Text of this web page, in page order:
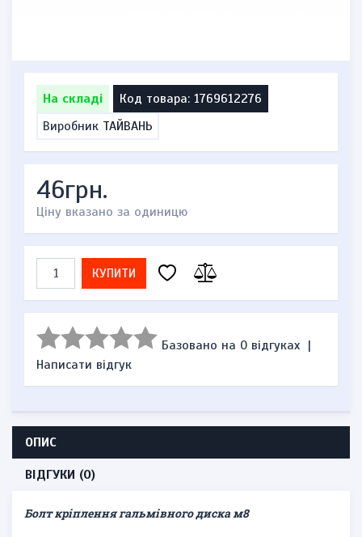
На складі
Код товара: 1769612276
Виробник ТАЙВАНЬ
46грн.
Ціну вказано за одиницю
КУПИТИ
Базовано на 0 відгуках |
Написати відгук
ОПИС
ВІДГУКИ (0)
Болт кріплення гальмівного диска м8